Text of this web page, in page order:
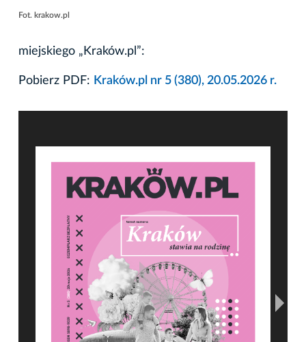
Fot. krakow.pl
miejskiego „Kraków.pl”:
Pobierz PDF: Kraków.pl nr 5 (380), 20.05.2026 r.